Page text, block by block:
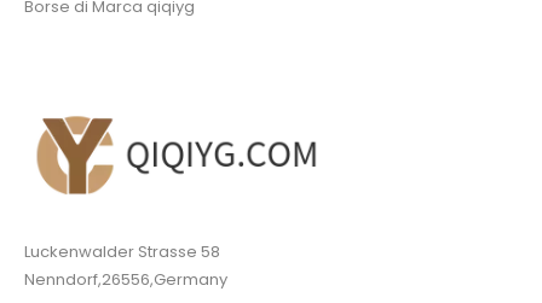
Borse di Marca qiqiyg
Luckenwalder Strasse 58
Nenndorf,26556,Germany